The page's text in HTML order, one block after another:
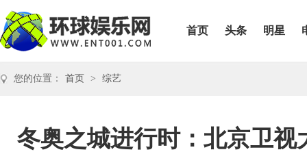
首页 头条 明星
您的位置： 首页 > 综艺
冬奥之城进行时：北京卫